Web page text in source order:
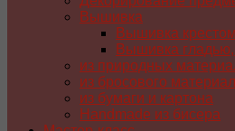
Вышивка
Вышивка
Вышивка
из природных
из бросового
из бумаги и картона
Handmade из бисера